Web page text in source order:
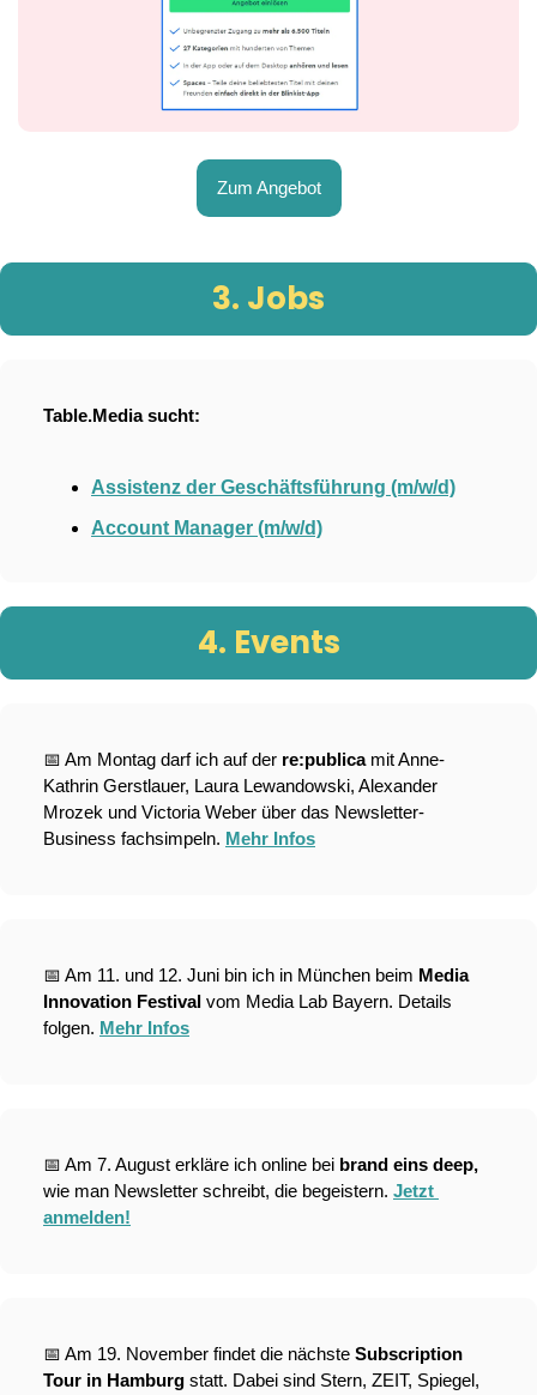
Zum Angebot
3. Jobs
Table.Media sucht:
Assistenz der Geschäftsführung (m/w/d)
Account Manager (m/w/d)
4. Events
📅 Am Montag darf ich auf der re:publica mit Anne-
Kathrin Gerstlauer, Laura Lewandowski, Alexander
Mrozek und Victoria Weber über das Newsletter-
Business fachsimpeln. Mehr Infos
📅 Am 11. und 12. Juni bin ich in München beim Media
Innovation Festival vom Media Lab Bayern. Details
folgen. Mehr Infos
📅 Am 7. August erkläre ich online bei brand eins deep,
wie man Newsletter schreibt, die begeistern. Jetzt
anmelden!
📅 Am 19. November findet die nächste Subscription
Tour in Hamburg statt. Dabei sind Stern, ZEIT, Spiegel,